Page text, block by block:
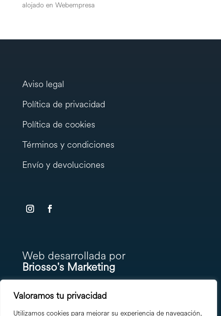
Valoramos tu privacidad
Utilizamos cookies para mejorar su experiencia de navegación,
alojado en Webempresa
Aviso legal
Política de privacidad
Política de cookies
Términos y condiciones
Envío y devoluciones
Web desarrollada por
Briosso's Marketing